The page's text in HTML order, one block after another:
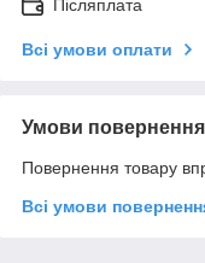
Післяплата
Всі умови оплати
Умови повернення
Повернення товару
Всі умови